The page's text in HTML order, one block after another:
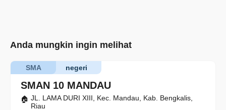
Anda mungkin ingin melihat
SMAN 10 MANDAU
negeri
SMA
JL. LAMA DURI XIII, Kec. Mandau, Kab. Bengkalis,
Riau